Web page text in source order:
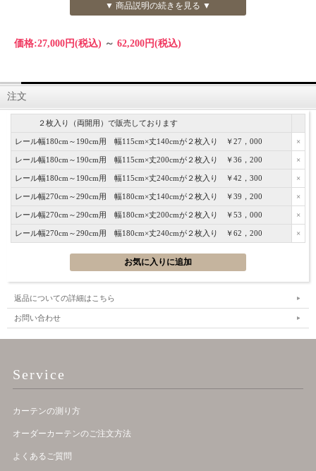
クリーニング： ドライ （クリーニング店のドライクリーニングとなります）
ご希望サイズの上部スタイル・オーダーサイズにてご注文承ります。
オーダーカーテンご注文方法を参考に ご相談・ご依頼ください。
▼ 商品説明の続きを見る ▼
価格:27,000円(税込) ～ 62,200円(税込)
注文
２枚入り（両開用）で販売しております
レール幅180cm～190cm用 幅115cm×丈140cmが２枚入り ￥27，000 ×
レール幅180cm～190cm用 幅115cm×丈200cmが２枚入り ￥36，200 ×
レール幅180cm～190cm用 幅115cm×丈240cmが２枚入り ￥42，300 ×
レール幅270cm～290cm用 幅180cm×丈140cmが２枚入り ￥39，200 ×
レール幅270cm～290cm用 幅180cm×丈200cmが２枚入り ￥53，000 ×
レール幅270cm～290cm用 幅180cm×丈240cmが２枚入り ￥62，200 ×
返品についての詳細はこちら
お問い合わせ
Service
カーテンの測り方
オーダーカーテンのご注文方法
よくあるご質問